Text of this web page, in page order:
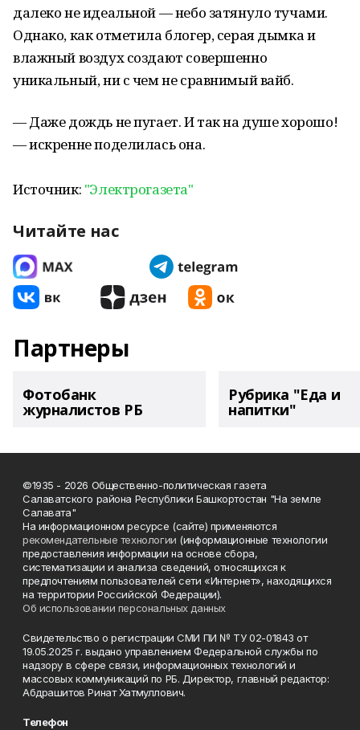
далеко не идеальной — небо затянуло тучами.
Однако, как отметила блогер, серая дымка и
влажный воздух создают совершенно
уникальный, ни с чем не сравнимый вайб.
— Даже дождь не пугает. И так на душе хорошо!
— искренне поделилась она.
Источник: "Электрогазета"
Читайте нас
Партнеры
Фотобанк
журналистов РБ
Рубрика "Еда и
напитки"
©1935 - 2026 Общественно-политическая газета
Салаватского района Республики Башкортостан "На земле
Салавата"
На информационном ресурсе (сайте) применяются
рекомендательные технологии (информационные технологии
предоставления информации на основе сбора,
систематизации и анализа сведений, относящихся к
предпочтениям пользователей сети «Интернет», находящихся
на территории Российской Федерации).
Об использовании персональных данных
Свидетельство о регистрации СМИ ПИ № ТУ 02-01843 от
19.05.2025 г. выдано управлением Федеральной службы по
надзору в сфере связи, информационных технологий и
массовых коммуникаций по РБ. Директор, главный редактор:
Абдрашитов Ринат Хатмуллович.
Телефон